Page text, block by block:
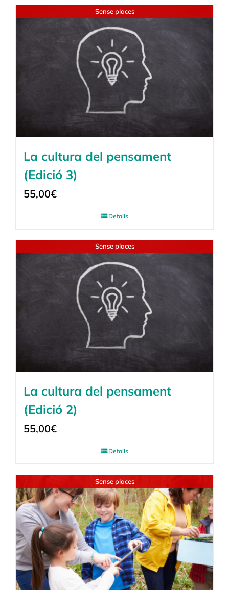
Sense places
La cultura del pensament
(Edició 3)
55,00€
Detalls
Sense places
La cultura del pensament
(Edició 2)
55,00€
Detalls
Sense places